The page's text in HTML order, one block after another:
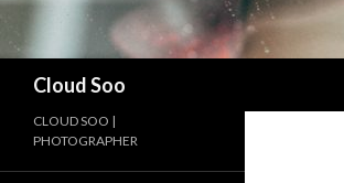
Cloud Soo
CLOUD SOO |
PHOTOGRAPHER